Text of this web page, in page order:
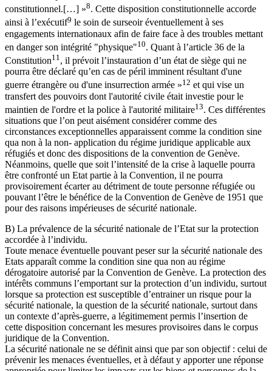
constitutionnel.[…] »8. Cette disposition constitutionnelle accorde
ainsi à l’exécutif9 le soin de surseoir éventuellement à ses
engagements internationaux afin de faire face à des troubles mettant
en danger son intégrité "physique"10. Quant à l’article 36 de la
Constitution11, il prévoit l’instauration d’un état de siège qui ne
pourra être déclaré qu’en cas de péril imminent résultant d'une
guerre étrangère ou d'une insurrection armée »12 et qui vise un
transfert des pouvoirs dont l'autorité civile était investie pour le
maintien de l'ordre et la police à l'autorité militaire13. Ces différentes
situations que l’on peut aisément considérer comme des
circonstances exceptionnelles apparaissent comme la condition sine
qua non à la non- application du régime juridique applicable aux
réfugiés et donc des dispositions de la convention de Genève.
Néanmoins, quelle que soit l’intensité de la crise à laquelle pourra
être confronté un Etat partie à la Convention, il ne pourra
provisoirement écarter au détriment de toute personne réfugiée ou
pouvant l’être le bénéfice de la Convention de Genève de 1951 que
pour des raisons impérieuses de sécurité nationale.
B) La prévalence de la sécurité nationale de l’Etat sur la protection
accordée à l’individu.
Toute menace éventuelle pouvant peser sur la sécurité nationale des
Etats apparaît comme la condition sine qua non au régime
dérogatoire autorisé par la Convention de Genève. La protection des
intérêts communs l’emportant sur la protection d’un individu, surtout
lorsque sa protection est susceptible d’entrainer un risque pour la
sécurité nationale, la question de la sécurité nationale, surtout dans
un contexte d’après-guerre, a légitimement permis l’insertion de
cette disposition concernant les mesures provisoires dans le corpus
juridique de la Convention.
La sécurité nationale ne se définit ainsi que par son objectif : celui de
prévenir les menaces éventuelles, et à défaut y apporter une réponse